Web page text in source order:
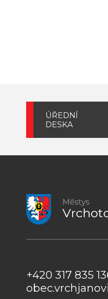
ÚŘEDNÍ
DESKA
+420 317 835